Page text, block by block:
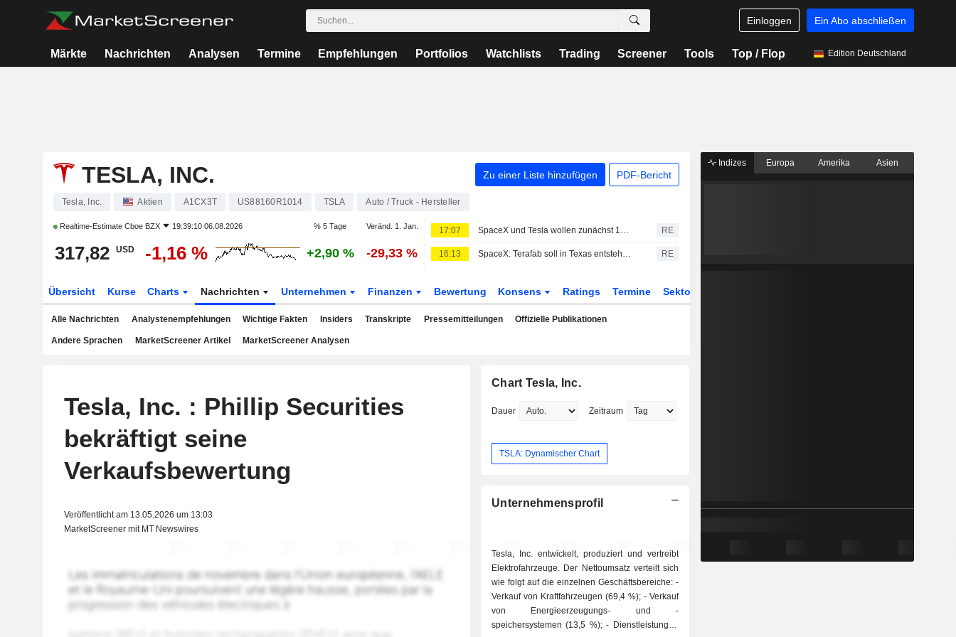
Einloggen Ein Abo abschließen
Märkte Nachrichten Analysen Termine Empfehlungen Portfolios Watchlists Trading Screener Tools Top / Flop Edition Deutschland
TESLA, INC. Zu einer Liste hinzufügen PDF-Bericht
Tesla, Inc. Aktien A1CX3T US88160R1014 TSLA Auto / Truck - Hersteller
Realtime-Estimate Cboe BZX 19:39:10 06.08.2026 % 5 Tage Veränd. 1. Jan.
317,82 USD -1,16 % +2,90 % -29,33 %
17:07 SpaceX und Tesla wollen zunächst 16,8 Mrd. USD in Terafab-Chipwerk in Texas investieren RE
16:13 SpaceX: Terafab soll in Texas entstehen, Erstinvestition von 16,8 Mrd. USD geplant RE
Übersicht Kurse Charts Nachrichten Unternehmen Finanzen Bewertung Konsens Ratings Termine Sektor
Alle Nachrichten Analystenempfehlungen Wichtige Fakten Insiders Transkripte Pressemitteilungen Offizielle Publikationen
Andere Sprachen MarketScreener Artikel MarketScreener Analysen
Tesla, Inc. : Phillip Securities
bekräftigt seine
Verkaufsbewertung
Veröffentlicht am 13.05.2026 um 13:03
MarketScreener mit MT Newswires
Chart Tesla, Inc.
Dauer Zeitraum
TSLA: Dynamischer Chart
Unternehmensprofil
Tesla, Inc. entwickelt, produziert und vertreibt
Elektrofahrzeuge. Der Nettoumsatz verteilt sich
wie folgt auf die einzelnen Geschäftsbereiche: -
Verkauf von Kraftfahrzeugen (69,4 %); - Verkauf
von Energieerzeugungs- und -
speichersystemen (13,5 %); - Dienstleistungen
Indizes Europa Amerika Asien